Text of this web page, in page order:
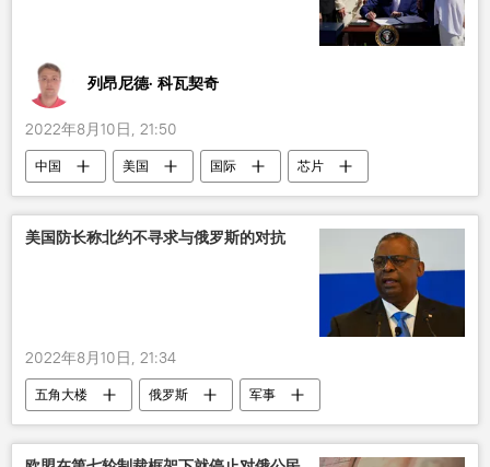
列昂尼德· 科瓦契奇
2022年8月10日, 21:50
中国 美国 国际
芯片
经济
科技 评论 拜登
美国防长称北约不寻求与俄罗斯的对抗
2022年8月10日, 21:34
五角大楼 俄罗斯
军事
政治
美国